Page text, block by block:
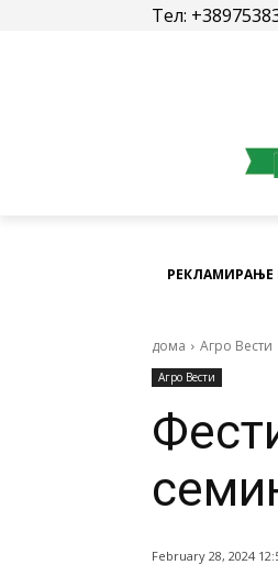
Тел:
РЕКЛАМИРАЊЕ
дома Агро Вести
Агро Вести
February 28, 2024